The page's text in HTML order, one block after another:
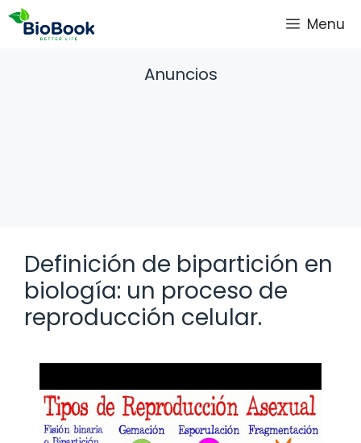
Saltar
Menu
Anuncios
Definición de bipartición en
biología: un proceso de
reproducción celular.